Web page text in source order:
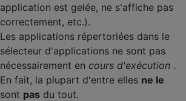
application est gelée, ne s'affiche pas
correctement, etc.).
Les applications répertoriées dans le
sélecteur d'applications ne sont pas
nécessairement en cours d'exécution .
En fait, la plupart d'entre elles ne le
sont pas du tout.